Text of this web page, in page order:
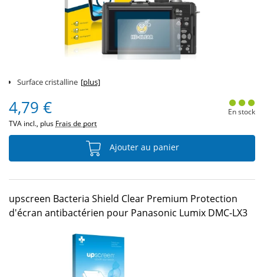
Surface cristalline [plus]
4,79 €
TVA incl., plus Frais de port
En stock
Ajouter au panier
upscreen Bacteria Shield Clear Premium Protection
d'écran antibactérien pour Panasonic Lumix DMC-LX3